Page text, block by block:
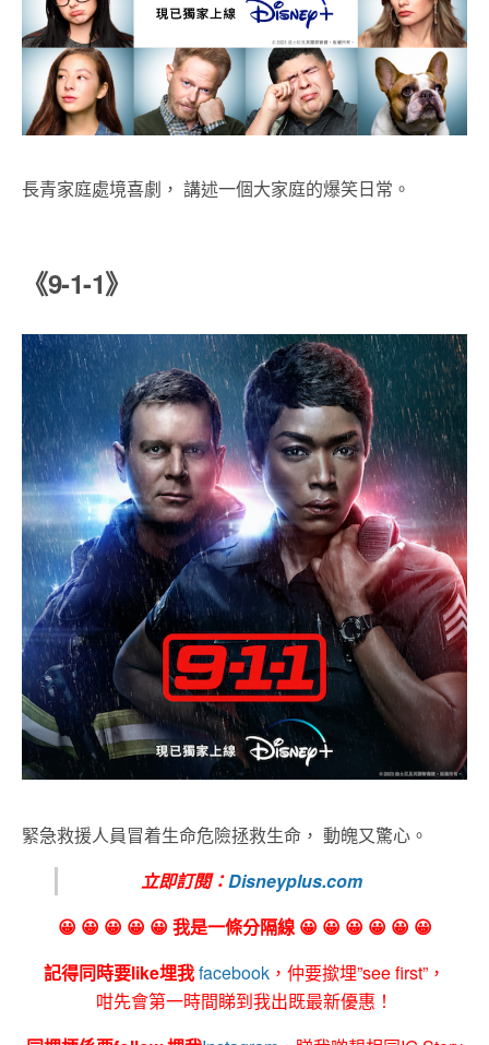
長青家庭處境喜劇， 講述一個大家庭的爆笑日常。
《9-1-1》
緊急救援人員冒着生命危險拯救生命， 動魄又驚心。
立即訂閱：Disneyplus.com
😀 😀 😀 😀 😀 我是一條分隔線 😀 😀 😀 😀 😀 😀
記得同時要like埋我facebook ，仲要撳埋”see first”，
咁先會第一時間睇到我出既最新優惠！